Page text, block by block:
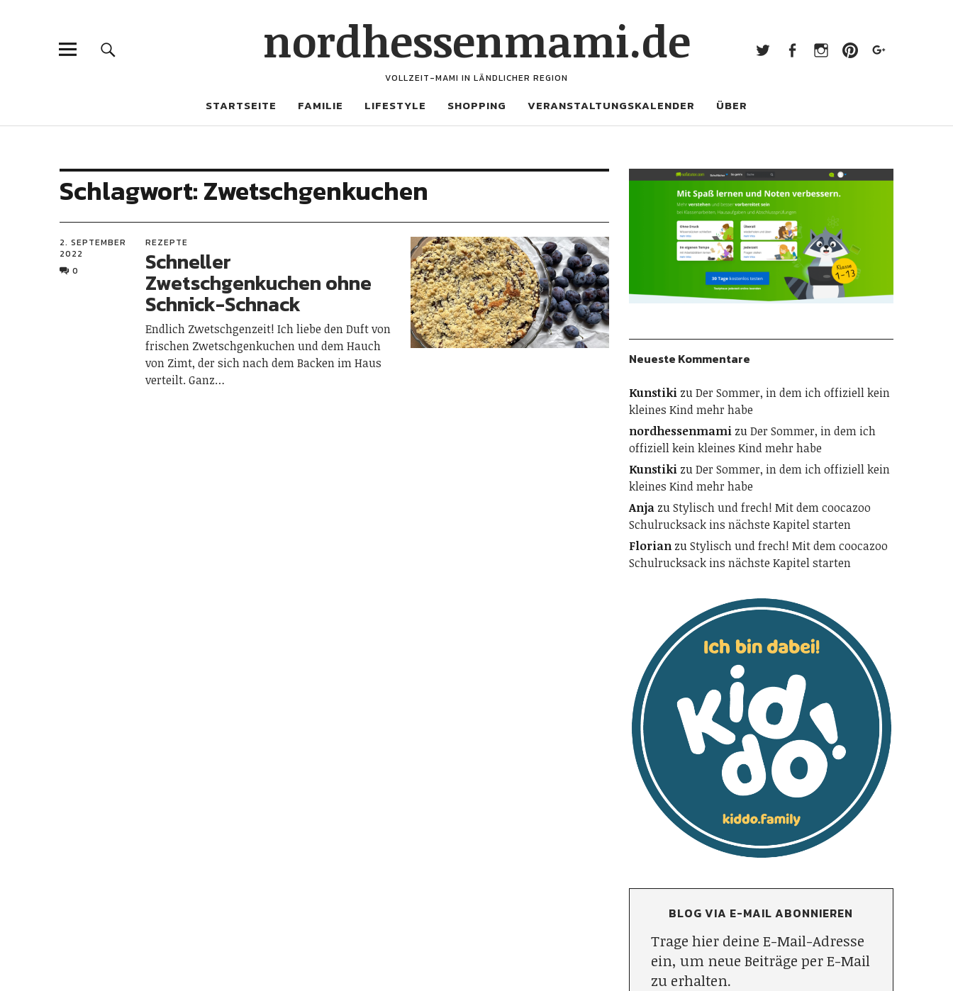
nordhessenmami.de
VOLLZEIT-MAMI IN LÄNDLICHER REGION
STARTSEITE FAMILIE LIFESTYLE SHOPPING VERANSTALTUNGSKALENDER ÜBER
Schlagwort:Zwetschgenkuchen
2. SEPTEMBER
2022
0
REZEPTE
Schneller
Zwetschgenkuchen ohne
Schnick-Schnack
Endlich Zwetschgenzeit! Ich liebe den Duft von
frischen Zwetschgenkuchen und dem Hauch
von Zimt, der sich nach dem Backen im Haus
verteilt. Ganz…
Neueste Kommentare
KunstikizuDer Sommer, in dem ich offiziell kein
kleines Kind mehr habe
nordhessenmamizuDer Sommer, in dem ich
offiziell kein kleines Kind mehr habe
KunstikizuDer Sommer, in dem ich offiziell kein
kleines Kind mehr habe
AnjazuStylisch und frech! Mit dem coocazoo
Schulrucksack ins nächste Kapitel starten
FlorianzuStylisch und frech! Mit dem coocazoo
Schulrucksack ins nächste Kapitel starten
BLOG VIA E-MAIL ABONNIEREN
Trage hier deine E-Mail-Adresse
ein, um neue Beiträge per E-Mail
zu erhalten.